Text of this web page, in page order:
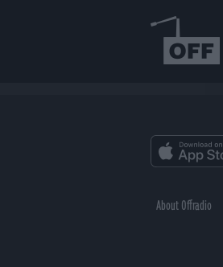
About Offradio